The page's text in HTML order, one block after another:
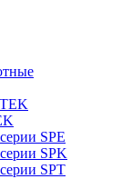
SPE
SPK
SPT